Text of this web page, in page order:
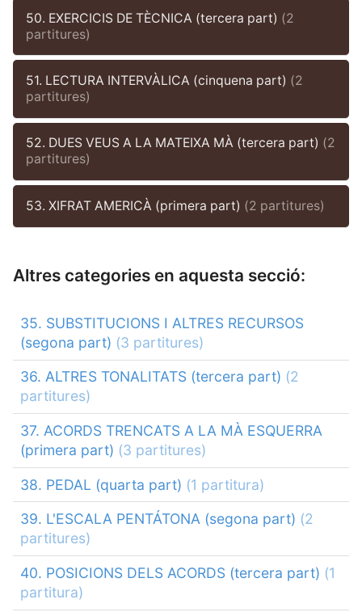
50. EXERCICIS DE TÈCNICA (tercera part) (2
partitures)
51. LECTURA INTERVÀLICA (cinquena part) (2
partitures)
52. DUES VEUS A LA MATEIXA MÀ (tercera part) (2
partitures)
53. XIFRAT AMERICÀ (primera part) (2 partitures)
Altres categories en aquesta secció:
35. SUBSTITUCIONS I ALTRES RECURSOS
(segona part) (3 partitures)
36. ALTRES TONALITATS (tercera part) (2
partitures)
37. ACORDS TRENCATS A LA MÀ ESQUERRA
(primera part) (3 partitures)
38. PEDAL (quarta part) (1 partitura)
39. L'ESCALA PENTÁTONA (segona part) (2
partitures)
40. POSICIONS DELS ACORDS (tercera part) (1
partitura)